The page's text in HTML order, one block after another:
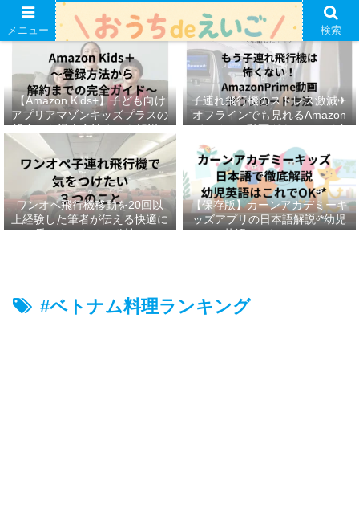
【Amazon Kids+】子ども向け
アプリアマゾンキッズプラスの
設定から退会方法までを解説ᵕ̈*
子連れ飛行機のストレス激減✈︎
オフラインでも見れるAmazon
プライムの動画ダウンロード方
ワンオペ飛行機移動を20回以
上経験した筆者が伝える快適に
乗りきるための秘訣ᵕ̈*
【保存版】カーンアカデミーキ
ッズアプリの日本語解説ᵕ̈*幼児
英語はこれでOKᵕ̈*
#ベトナム料理ランキング
メニュー 検索